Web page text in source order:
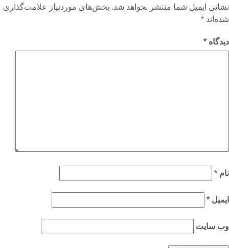
ایمیل شما منتشر نخواهد شد. بخش‌های موردنیاز علامت‌گذاری
*
*
*
*
سایت